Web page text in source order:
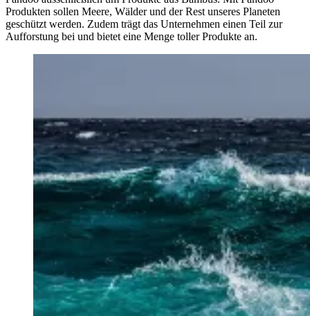
Produkten sollen Meere, Wälder und der Rest unseres Planeten
geschützt werden. Zudem trägt das Unternehmen einen Teil zur
Aufforstung bei und bietet eine Menge toller Produkte an.